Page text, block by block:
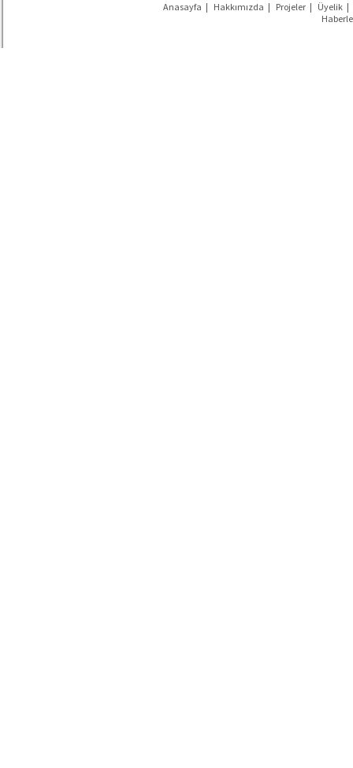
Anasayfa | Hakkımızda | Projeler | Üyelik |